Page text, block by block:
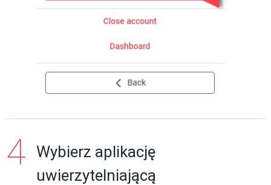
Wybierz aplikację
uwierzytelniającą